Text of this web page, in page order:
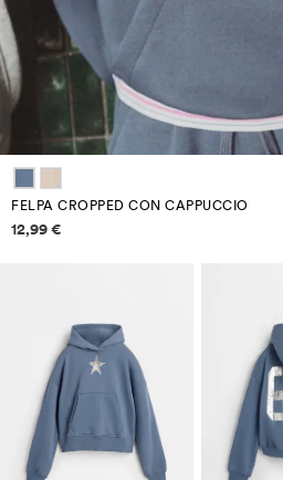
FELPA CROPPED CON CAPPUCCIO
Informazioni sui prezzi
12,99 €